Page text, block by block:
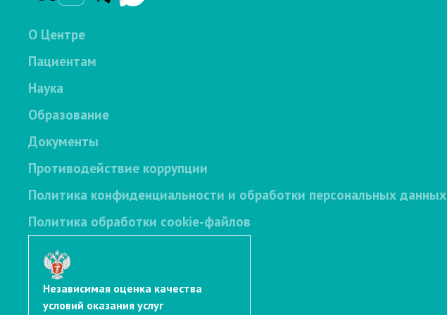
О Центре
Пациентам
Наука
Образование
Документы
Противодействие коррупции
Политика конфиденциальности и обработки персональных данных
Политика обработки cookie-файлов
Независимая оценка качества
условий оказания услуг